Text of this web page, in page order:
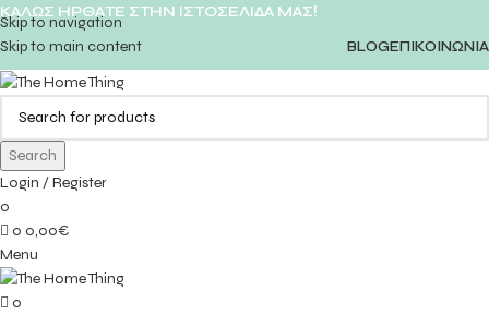
Skip to navigation
Skip to main content
ΚΑΛΩΣ ΗΡΘΑΤΕ ΣΤΗΝ ΙΣΤΟΣΕΛΙΔΑ ΜΑΣ!
BLOGΕΠΙΚΟΙΝΩΝΙΑ
Search
Login / Register
0
0 0,00€
Menu
0